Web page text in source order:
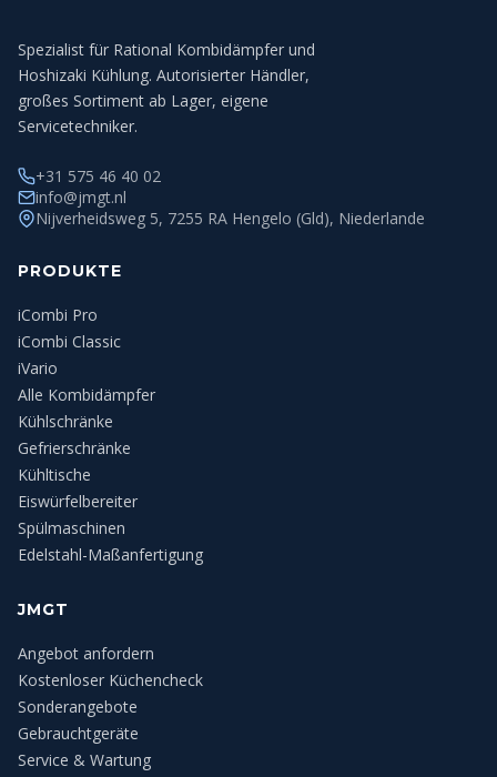
Spezialist für Rational Kombidämpfer und
Hoshizaki Kühlung. Autorisierter Händler,
großes Sortiment ab Lager, eigene
Servicetechniker.
+31 575 46 40 02
info@jmgt.nl
Nijverheidsweg 5, 7255 RA Hengelo (Gld), Niederlande
PRODUKTE
iCombi Pro
iCombi Classic
iVario
Alle Kombidämpfer
Kühlschränke
Gefrierschränke
Kühltische
Eiswürfelbereiter
Spülmaschinen
Edelstahl-Maßanfertigung
JMGT
Angebot anfordern
Kostenloser Küchencheck
Sonderangebote
Gebrauchtgeräte
Service & Wartung